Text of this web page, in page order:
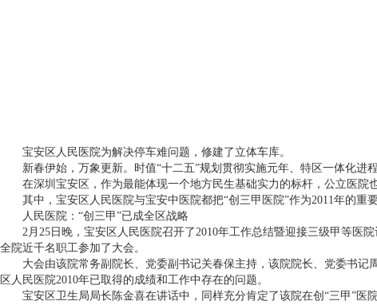
宝安区人民医院为解决停车难问题，修建
新春伊始，万象更新。时值“十二五”规划贯彻实施元年、特区一体化进
在深圳宝安区，作为最能体现一个地方民生基础实力的标杆，公立医院
其中，宝安区人民医院与宝安中医院都把“创三甲医院”作为2011年的重要
人民医院：“创三甲”已成全区战略
2月25日晚，宝安区人民医院召开了2010年工作总结暨迎接三级甲等医院
全院近千名职工参加了大会。
大会由该院常务副院长、党委副书记关春保主持，该院院长、党委书记
区人民医院2010年已取得的成绩和工作中存在的问题。
宝安区卫生局局长陈金喜在讲话中，同样充分肯定了该院在创“三甲”医